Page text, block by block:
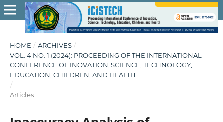
HOME / ARCHIVES /
VOL. 4 NO. 1 (2024): PROCEEDING OF THE INTERNATIONAL
CONFERENCE OF INOVATION, SCIENCE, TECHNOLOGY,
EDUCATION, CHILDREN, AND HEALTH
/
Articles